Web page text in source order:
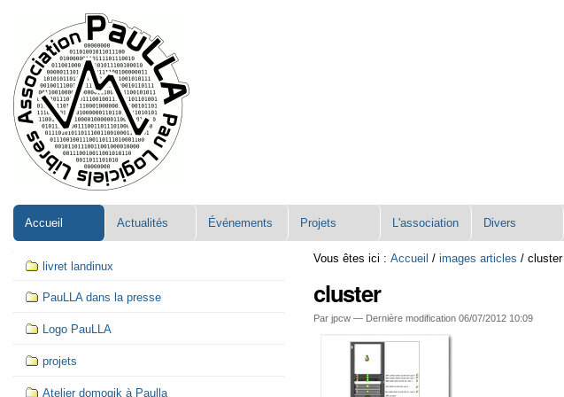
contenu.
Aller
à
la
navigation
Accueil Actualités Événements Projets L'association Divers
Vous êtes ici : Accueil /images articles /cluster
cluster
Par jpcw — Dernière modification 06/07/2012 10:09
Navigation
livret landinux
PauLLA dans la presse
Logo PauLLA
projets
Atelier domogik à Paulla